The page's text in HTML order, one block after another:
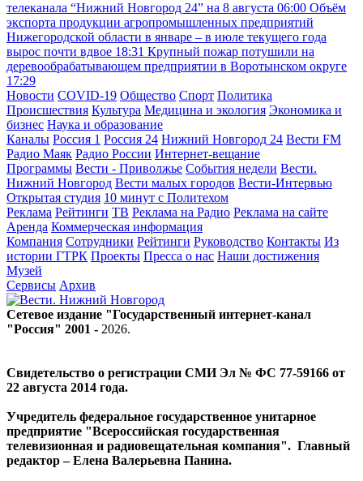
телеканала “Нижний Новгород 24” на 8 августа 06:00 Объём
экспорта продукции агропромышленных предприятий
Нижегородской области в январе – в июле текущего года
вырос почти вдвое 18:31 Крупный пожар потушили на
деревообрабатывающем предприятии в Воротынском округе
17:29
Новости COVID-19 Общество Спорт Политика
Происшествия Культура Медицина и экология Экономика и
бизнес Наука и образование
Каналы Россия 1 Россия 24 Нижний Новгород 24 Вести FM
Радио Маяк Радио России Интернет-вещание
Программы Вести - Приволжье События недели Вести.
Нижний Новгород Вести малых городов Вести-Интервью
Открытая студия 10 минут с Политехом
Реклама Рейтинги ТВ Реклама на Радио Реклама на сайте
Аренда Коммерческая информация
Компания Сотрудники Рейтинги Руководство Контакты Из
истории ГТРК Проекты Пресса о нас Наши достижения
Музей
Сервисы Архив
Сетевое издание "Государственный интернет-канал
"Россия" 2001 - 2026.
Свидетельство о регистрации СМИ Эл № ФС 77-59166 от
22 августа 2014 года.
Учредитель федеральное государственное унитарное
предприятие "Всероссийская государственная
телевизионная и радиовещательная компания". Главный
редактор – Елена Валерьевна Панина.